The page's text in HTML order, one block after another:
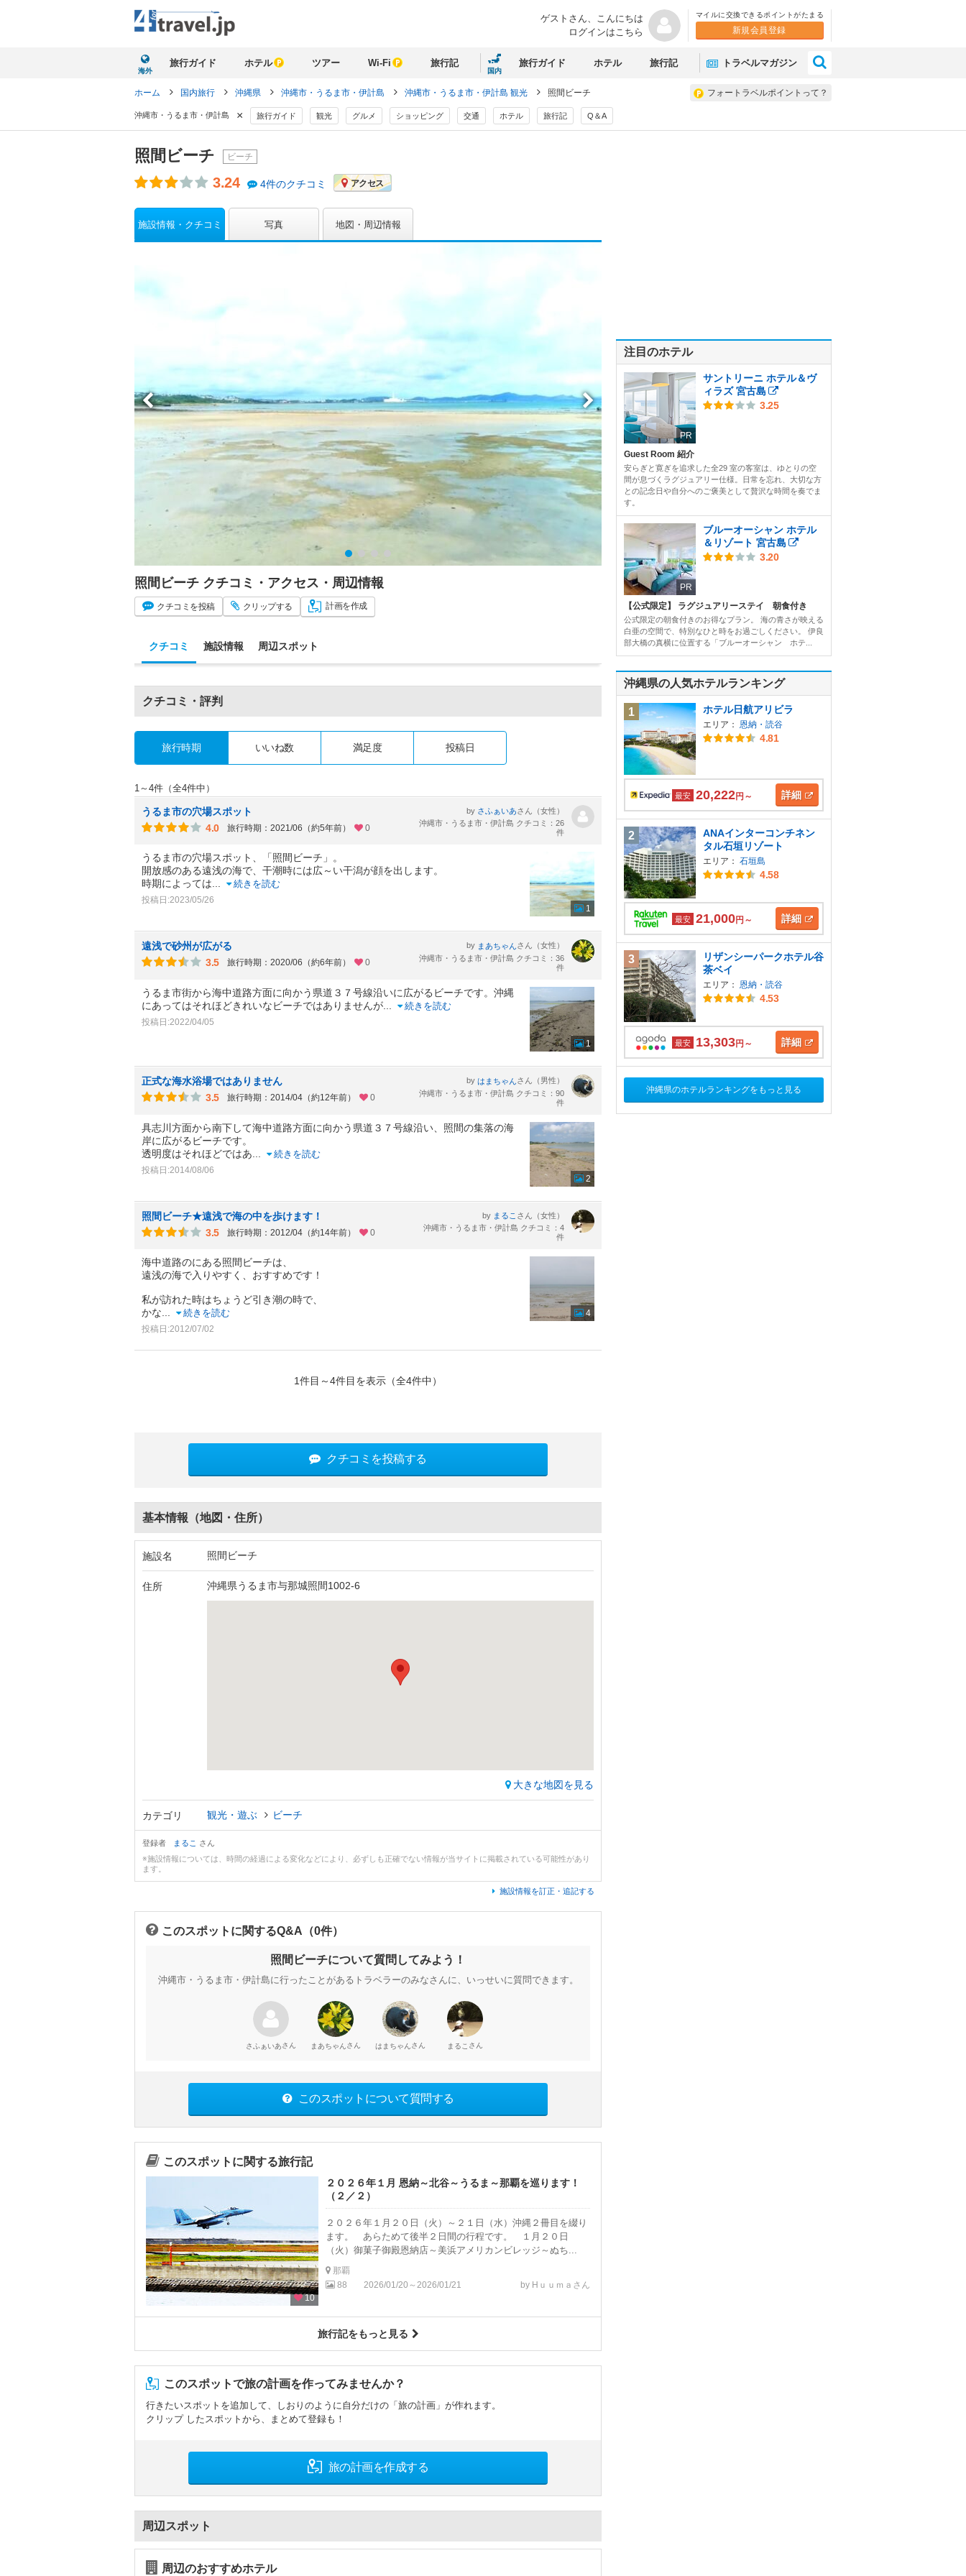
ゲストさん、 こんにちは
ログインはこちら
マイルに交換できるポイントがたまる
新規会員登録
海外
旅行ガイド ホテル ツアー Wi-Fi 旅行記
国内
旅行ガイド ホテル 旅行記 トラベルマガジン
フォートラベルポイントって？
ホーム 国内旅行 沖縄県 沖縄市・うるま市・伊計島 沖縄市・うるま市・伊計島 観光 照間ビーチ
沖縄市・うるま市・伊計島 × 旅行ガイド 観光 グルメ ショッピング 交通 ホテル 旅行記 Q＆A
照間ビーチ ビーチ
3.24 4件のクチコミ アクセス
施設情報・クチコミ 写真 地図・周辺情報
照間ビーチ クチコミ・アクセス・周辺情報
クチコミ を投稿 クリップする 計画を作成
クチコミ 施設情報 周辺スポット
クチコミ・評判
旅行時期 いいね数 満足度 投稿日
1～4件（全4件中）
うるま市の穴場スポット
4.0
旅行時期：2021/06（約5年前） 0
by さふぁいあさん（女性）
沖縄市・うるま市・伊計島 クチコミ：26
件
うるま市の穴場スポット、「照間ビーチ」。
開放感のある遠浅の海で、干潮時には広～い干潟が顔を出します。
時期によっては... 続きを読む
投稿日:2023/05/26
1
遠浅で砂州が広がる
3.5
旅行時期：2020/06（約6年前） 0
by まあちゃんさん（女性）
沖縄市・うるま市・伊計島 クチコミ：36
件
うるま市街から海中道路方面に向かう県道３７号線沿いに広がるビーチです。沖縄
にあってはそれほどきれいなビーチではありませんが
続きを読む
投稿日:2022/04/05
1
正式な海水浴場ではありません
3.5
旅行時期：2014/04（約12年前） 0
by はまちゃんさん（男性）
沖縄市・うるま市・伊計島 クチコミ：90
件
具志川方面から南下して海中道路方面に向かう県道３７号線沿い、照間の集落の海
岸に広がるビーチです。
透明度はそれほどではあ
続きを読む
投稿日:2014/08/06
2
照間ビーチ★遠浅で海の中を歩けます！
3.5
旅行時期：2012/04（約14年前） 0
by まるこ さん（女性）
沖縄市・うるま市・伊計島 クチコミ：4
件
海中道路のにある照間ビーチは、
遠浅の海で入りやすく、おすすめです！
私が訪れた時はちょうど引き潮の時で、
かな
続きを読む
投稿日:2012/07/02
4
1件目～4件目を表示（全4件中）
クチコミを投稿する
基本情報（地図・住所）
施設名 照間ビーチ
住所 沖縄県うるま市与那城照間1002-6
大きな地図を見る
カテゴリ 観光・遊ぶ ビーチ
登録者 まるこ さん
※施設情報については、時間の経過による変化などにより、必ずしも正確でない情報が当サイトに掲載されている可能性があり
ます。
施設情報を訂正・追記する
このスポットに関するQ&A（0件）
照間ビーチについて質問してみよう！
沖縄市・うるま市・伊計島に行ったことがあるトラベラーのみなさんに、いっせいに質問できます。
さふぁいあさん まあちゃん さん はまちゃん さん まるこ さん
このスポットについて質問する
このスポットに関する旅行記
10
２０２６年１月 恩納～北谷～うるま～那覇を巡ります！
（２／２）
２０２６年１月２０日（火）～２１日（水）沖縄２冊目を綴り
ます。 あらためて後半２日間の行程です。 １月２０日
（火）御菓子御殿恩納店～美浜アメリカンビレッジ～ぬち...
那覇
88
2026/01/20～2026/01/21 by Hｕｕｍａさん
旅行記をもっと見る
このスポットで旅の計画を作ってみませんか？
行きたいスポットを追加して、しおりのように自分だけの「旅の計画」が作れます。
クリップ したスポットから、まとめて登録も！
旅の計画を作成する
周辺スポット
周辺のおすすめホテル
注目のホテル
PR
サントリーニ ホテル＆ヴ
ィラズ 宮古島
3.25
Guest Room 紹介
安らぎと寛ぎを追求した全29 室の客室は、ゆとりの空
間が息づくラグジュアリー仕様。日常を忘れ、大切な方
との記念日や自分へのご褒美として贅沢な時間を奏でま
す。
PR
ブルーオーシャン ホテル
＆リゾート 宮古島
3.20
【公式限定】 ラグジュアリーステイ 朝食付き
公式限定の朝食付きのお得なプラン。 海の青さが映える
白亜の空間で、特別なひと時をお過ごしください。 伊良
部大橋の真横に位置する「ブルーオーシャン ホテ...
沖縄県の人気ホテルランキング
1 ホテル日航アリビラ
エリア： 恩納・読谷
4.81
最安 20,222円～ 詳細
2
ANAインターコンチネン
タル石垣リゾート
エリア： 石垣島
4.58
最安 21,000円～ 詳細
3
リザンシーパークホテル谷
茶ベイ
エリア： 恩納・読谷
4.53
最安 13,303円～ 詳細
沖縄県のホテルランキングをもっと見る